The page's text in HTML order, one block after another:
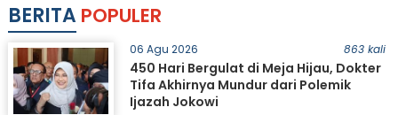
BERITA POPULER
06 Agu 2026 863 kali
450 Hari Bergulat di Meja Hijau, Dokter
Tifa Akhirnya Mundur dari Polemik
Ijazah Jokowi